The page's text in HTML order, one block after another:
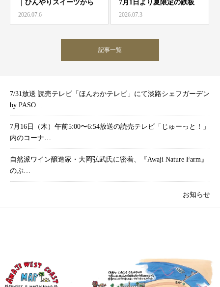
ミエレザガーデン
ハローキティショーボックス
｜ひんやりスイーツから
絶品グルメまで徹底紹…
2026.07.6
7月1日より夏限定の鉄板
焼きコース4種が登…
2026.07.3
記事一覧
7/31放送 読売テレビ「ほんわかテレビ」にて淡路シェフガーデン
by PASO…
7月16日（木）午前5:00〜6:54放送の読売テレビ「じゅーっと！」
内のコーナ…
自然派ワイン醸造家・大岡弘武氏に密着、『Awaji Nature Farm』
のぶ…
お知らせ